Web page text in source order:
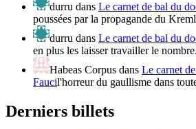
durru dans Le carnet de bal du
poussées par la propagande du
durru dans Le carnet de bal du
en plus les laisser travailler le
Habeas Corpus dans Le carnet
Faucil'horreur du gaullisme dans
Derniers billets